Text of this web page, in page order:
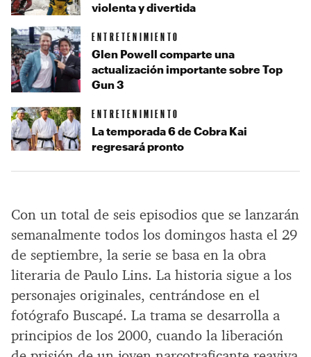
Con un total de seis episodios que se lanzarán
semanalmente todos los domingos hasta el 29
de septiembre, la serie se basa en la obra
literaria de Paulo Lins. La historia sigue a los
personajes originales, centrándose en el
fotógrafo Buscapé. La trama se desarrolla a
principios de los 2000, cuando la liberación
violenta y divertida
ENTRETENIMIENTO
Glen Powell comparte una
actualización importante sobre Top
Gun 3
ENTRETENIMIENTO
La temporada 6 de Cobra Kai
regresará pronto